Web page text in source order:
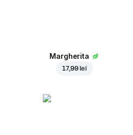
Margherita
17,99 lei